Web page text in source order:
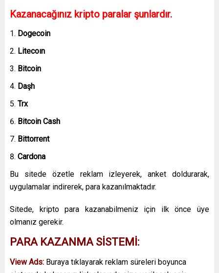
Kazanacağınız kripto paralar şunlardır.
Dogecoin
Litecoın
Bitcoin
Daşh
Trx
Bitcoin Cash
Bittorrent
Cardona
Bu sitede özetle reklam izleyerek, anket doldurarak,
uygulamalar indirerek, para kazanılmaktadır.
Sitede, kripto para kazanabilmeniz için ilk önce üye
olmanız gerekir.
PARA KAZANMA SİSTEMİ:
View Ads: Buraya tıklayarak reklam süreleri boyunca